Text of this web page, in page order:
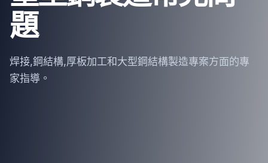
題
焊接,鋼結構,厚板加工和大型鋼結構製造專案方面的專
家指導。